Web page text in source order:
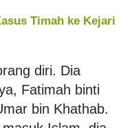
Timah ke Kejari
diri. Dia
Fatimah binti
bin Khathab.